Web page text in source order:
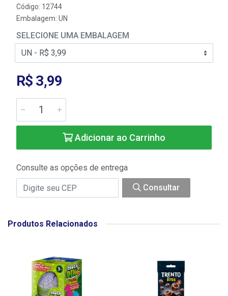
Código: 12744
Embalagem: UN
SELECIONE UMA EMBALAGEM
R$ 3,99
Adicionar ao Carrinho
Consulte as opções de entrega
Consultar
Produtos Relacionados